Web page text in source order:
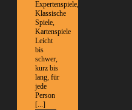
Expertenspiele,
Klassische
Spiele,
Kartenspiele
Leicht
bis
schwer,
kurz bis
lang, für
jede
Person
[...]